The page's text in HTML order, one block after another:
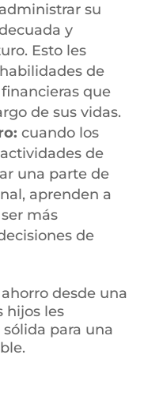
su
y
Esto les
de
que
de sus vidas.
cuando los
de
una parte de
aprenden a
más
de
desde una
hijos les
para una